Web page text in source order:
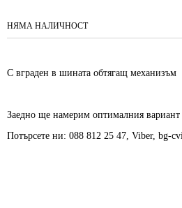
НЯМА НАЛИЧНОСТ
С вграден в шината обтягащ механизъм
Заедно ще намерим оптималния вариант
Потърсете ни: 088 812 25 47, Viber, bg-